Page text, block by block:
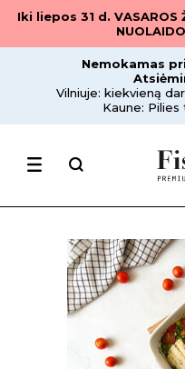
Iki liepos 31 d. VASAROS
Nemokamas
Vilniuje: kiekvieną
Kaune: Pilies